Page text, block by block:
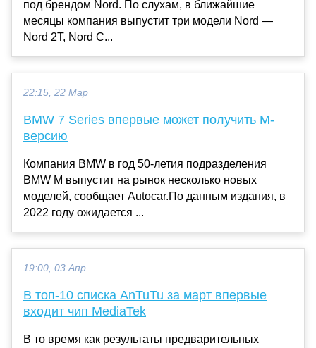
под брендом Nord. По слухам, в ближайшие
месяцы компания выпустит три модели Nord —
Nord 2T, Nord C...
22:15, 22 Мар
BMW 7 Series впервые может получить M-
версию
Компания BMW в год 50-летия подразделения
BMW M выпустит на рынок несколько новых
моделей, сообщает Autocar.По данным издания, в
2022 году ожидается ...
19:00, 03 Апр
В топ-10 списка AnTuTu за март впервые
входит чип MediaTek
В то время как результаты предварительных